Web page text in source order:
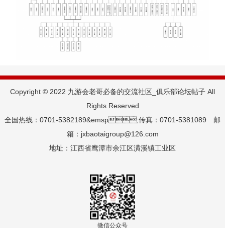
Copyright © 2022 九游会老哥必备的交流社区_俱乐部论坛帖子 All
Rights Reserved
全国热线：0701-5382189&emsp;传真：0701-5381089 邮
箱：jxbaotaigroup@126.com
地址：江西省鹰潭市余江区潢溪镇工业区
微信公众号